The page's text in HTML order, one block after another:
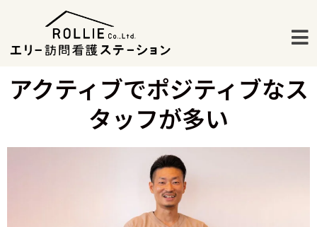
アクティブでポジティブなス
タッフが多い